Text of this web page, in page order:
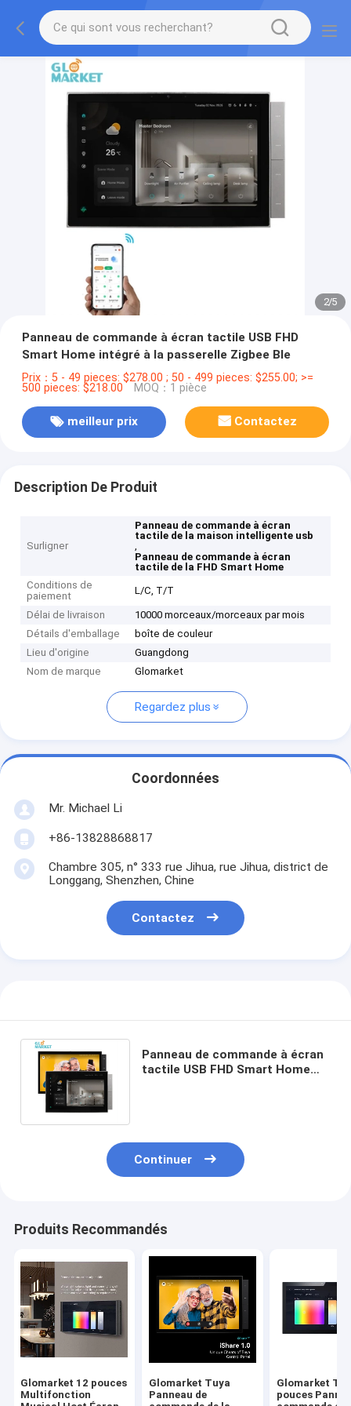
2/5
Panneau de commande à écran tactile USB FHD
Smart Home intégré à la passerelle Zigbee Ble
Prix：5 - 49 pieces: $278.00 ; 50 - 499 pieces: $255.00; >=
500 pieces: $218.00 MOQ：1 pièce
meilleur prix Contactez
Description De Produit
Surligner
Panneau de commande à écran
tactile de la maison intelligente usb
,
Panneau de commande à écran
tactile de la FHD Smart Home
Conditions de
paiement
L/C, T/T
Délai de livraison
10000 morceaux/morceaux par mois
Détails d'emballage
boîte de couleur
Lieu d'origine
Guangdong
Nom de marque
Glomarket
Regardez plus
Coordonnées
Mr. Michael Li
+86-13828868817
Chambre 305, n° 333 rue Jihua, rue Jihua, district de
Longgang, Shenzhen, Chine
Contactez
Panneau de commande à écran
tactile USB FHD Smart Home
Continuer
Produits Recommandés
Glomarket 12 pouces
Multifonction
Glomarket Tuya
Panneau de
Glomarket
pouces